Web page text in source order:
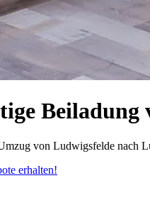
von Ludwigsfelde nach
erhalten!